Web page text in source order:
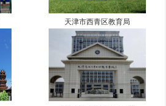
天津市西青区教育局